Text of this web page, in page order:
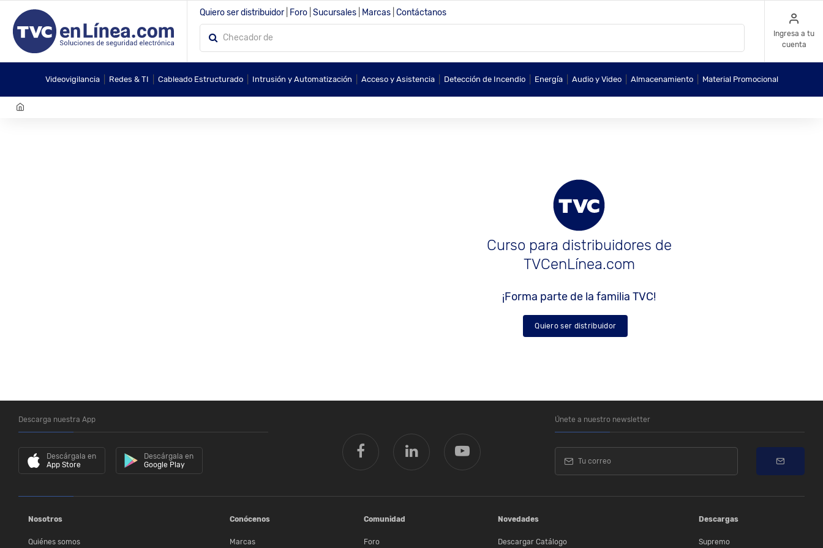
Quiero ser distribuidor Foro Sucursales Marcas Contáctanos
Ingresa a tu
cuenta
Videovigilancia Redes & TI Cableado Estructurado Intrusión y Automatización Acceso y Asistencia Detección de Incendio Energía Audio y Video Almacenamiento Material Promocional
Curso para distribuidores de
TVCenLínea.com
¡Forma parte de la familia TVC!
Quiero ser distribuidor
Descarga nuestra App
Descárgala en
App Store
Descárgala en
Google Play
Únete a nuestro newsletter
Nosotros
Quiénes somos
Conócenos
Marcas
Comunidad
Foro
Novedades
Descargar Catálogo
Descargas
Supremo